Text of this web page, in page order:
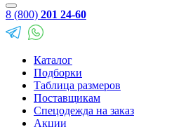
8 (800) 201 24-60
Каталог
Подборки
Таблица размеров
Поставщикам
Спецодежда на заказ
Акции